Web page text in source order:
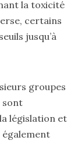
la toxicité
certains
jusqu’à
groupes
sont
législation et